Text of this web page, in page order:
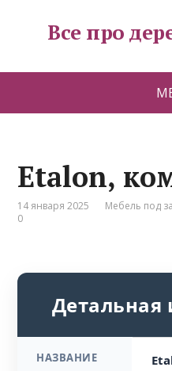
Все про
Etalon,
14 января 2025 Мебель под
0
НАЗВАНИЕ